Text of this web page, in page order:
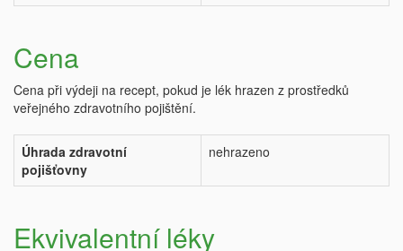
Cena
Cena při výdeji na recept, pokud je lék hrazen z prostředků
veřejného zdravotního pojištění.
Úhrada zdravotní
pojišťovny
nehrazeno
Ekvivalentní léky